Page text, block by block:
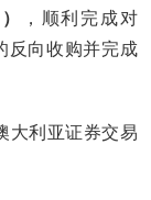
，顺利完成对
反向收购并完成
大利亚证券交易